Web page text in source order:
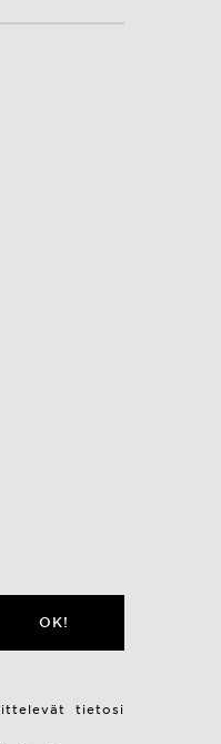
OK!
tietosi